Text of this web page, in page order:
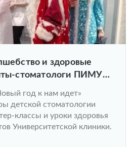
и здоровые
стоматологи ПИМУ
год к нам идет»
детской стоматологии
классы и уроки здоровья
Университетской клиники.